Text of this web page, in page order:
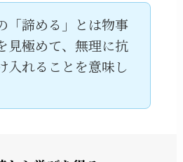
「諦める」とは物事
見極めて、無理に抗
入れることを意味し